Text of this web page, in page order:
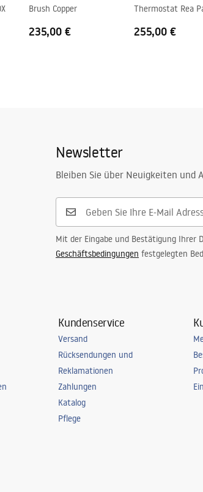
Brush Copper
235,00 €
Thermostat Rea
255,00 €
Newsletter
Bleiben Sie über Neuigkeiten
Mit der Eingabe und Bestätigung Ihrer
Geschäftsbedingungen festgelegten
Kundenservice
Versand
Rücksendungen und
Reklamationen
Zahlungen
Katalog
Pflege